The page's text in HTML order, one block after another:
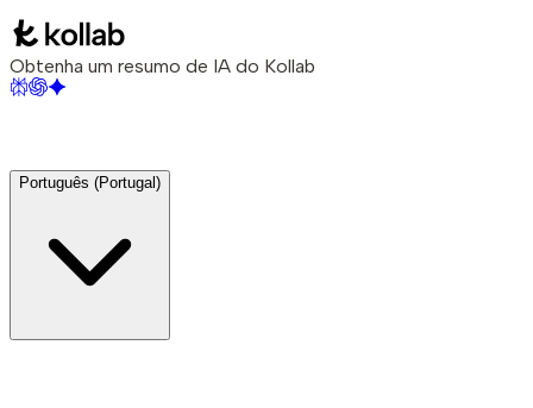
Obtenha um resumo de IA do Kollab
Português (Portugal)